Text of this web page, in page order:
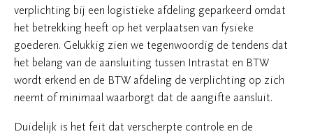
verplichting bij een logistieke afdeling geparkeerd omdat
het betrekking heeft op het verplaatsen van fysieke
goederen. Gelukkig zien we tegenwoordig de tendens dat
het belang van de aansluiting tussen Intrastat en BTW
wordt erkend en de BTW afdeling de verplichting op zich
neemt of minimaal waarborgt dat de aangifte aansluit.
Duidelijk is het feit dat verscherpte controle en de